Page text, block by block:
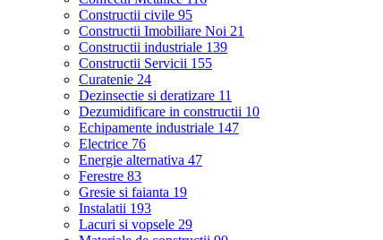
Constructii civile 95
Constructii Imobiliare Noi 21
Constructii industriale 139
Constructii Servicii 155
Curatenie 24
Dezinsectie si deratizare 11
Dezumidificare in constructii 10
Echipamente industriale 147
Electrice 76
Energie alternativa 47
Ferestre 83
Gresie si faianta 19
Instalatii 193
Lacuri si vopsele 29